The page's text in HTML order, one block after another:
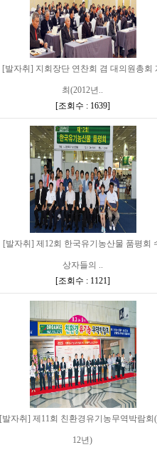
[발자취] 지회장단 연찬회 겸 대의원총회
최(2012년..
[조회수 : 1639]
[발자취] 제12회 한국유기농산물 품평회
상자들의 ..
[조회수 : 1121]
[발자취] 제11회 친환경유기농무역박람회
12년)